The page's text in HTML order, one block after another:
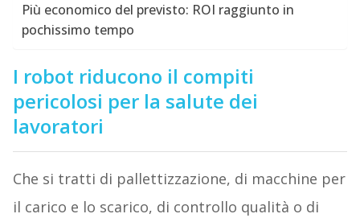
Più economico del previsto: ROI raggiunto in
pochissimo tempo
I robot riducono il compiti
pericolosi per la salute dei
lavoratori
Che si tratti di pallettizzazione, di macchine per
il carico e lo scarico, di controllo qualità o di